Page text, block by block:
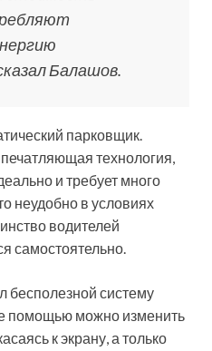
Балашов.
парковщик.
технология,
и требует много
неудобно в условиях
водителей
самостоятельно.
бесполезной систему
помощью можно изменить
к экрану, а только